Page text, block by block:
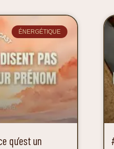
ÉNERGÉTIQUE
qu’est un